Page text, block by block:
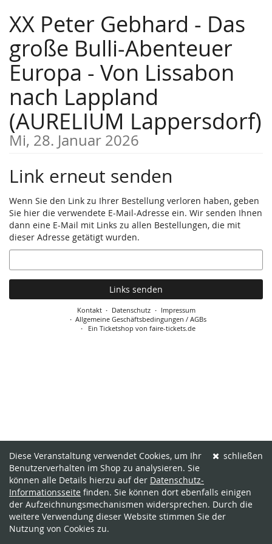
Haupt-
Inhalt
springen
XX Peter Gebhard - Das
große Bulli-Abenteuer
Europa - Von Lissabon
nach Lappland
(AURELIUM Lappersdorf)
Mi, 28. Januar 2026
Link erneut senden
Wenn Sie den Link zu Ihrer Bestellung verloren haben, geben
Sie hier die verwendete E-Mail-Adresse ein. Wir senden Ihnen
dann eine E-Mail mit Links zu allen Bestellungen, die mit
dieser Adresse getätigt wurden.
E-
Mail
Links senden
Kontakt Datenschutz
Impressum
Allgemeine Geschäftsbedingungen / AGBs
Ein Ticketshop von faire-tickets.de
schließen
Diese Veranstaltung verwendet Cookies, um Ihr
Benutzerverhalten im Shop zu analysieren. Sie
können alle Details hierzu auf der Datenschutz-
Informationsseite finden. Sie können dort ebenfalls einigen
der Aufzeichnungsmechanismen widersprechen. Durch die
weitere Verwendung dieser Website stimmen Sie der
Nutzung von Cookies zu.